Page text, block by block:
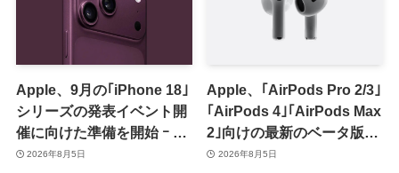
Apple、9月の｢iPhone 18｣
シリーズの発表イベント開
催に向けた準備を開始 ｰ 9
月8日か9月9日に開催見込
2026年8月5日
Apple、｢AirPods Pro 2/3｣
｢AirPods 4｣｢AirPods Max
2｣向けの最新のベータ版フ
ァームウェア｢9A5336b｣を
2026年8月5日